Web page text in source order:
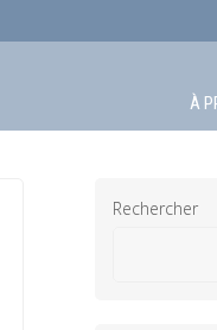
À
Rechercher